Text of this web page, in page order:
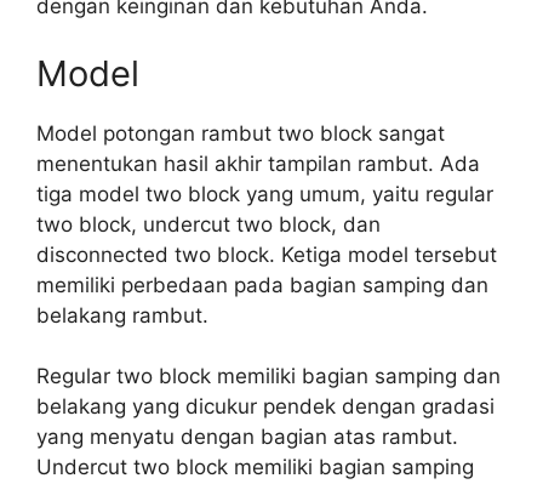
dengan keinginan dan kebutuhan Anda.
Model
Model potongan rambut two block sangat
menentukan hasil akhir tampilan rambut. Ada
tiga model two block yang umum, yaitu regular
two block, undercut two block, dan
disconnected two block. Ketiga model tersebut
memiliki perbedaan pada bagian samping dan
belakang rambut.
Regular two block memiliki bagian samping dan
belakang yang dicukur pendek dengan gradasi
yang menyatu dengan bagian atas rambut.
Undercut two block memiliki bagian samping